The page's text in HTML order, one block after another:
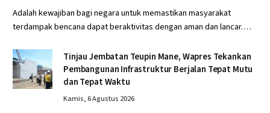
Adalah kewajiban bagi negara untuk memastikan masyarakat
terdampak bencana dapat beraktivitas dengan aman dan lancar.…
Tinjau Jembatan Teupin Mane, Wapres Tekankan
Pembangunan Infrastruktur Berjalan Tepat Mutu
dan Tepat Waktu
Kamis, 6 Agustus 2026